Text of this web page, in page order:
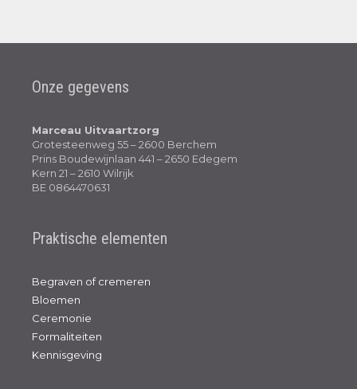
Onze gegevens
Marceau Uitvaartzorg
Grotesteenweg 55 – 2600 Berchem
Prins Boudewijnlaan 441 – 2650 Edegem
Kern 21 – 2610 Wilrijk
BE 0864470631
Praktische elementen
Begraven of cremeren
Bloemen
Ceremonie
Formaliteiten
Kennisgeving